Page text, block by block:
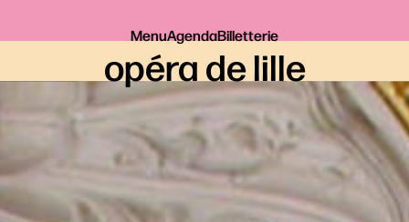
MenuAgendaBilletterie
opéra de lille